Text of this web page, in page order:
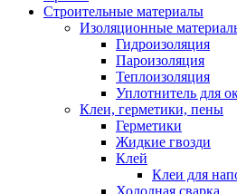
Строительные материалы
Изоляционные
Гидроизоляция
Пароизоляция
Теплоизоляция
Уплотнитель для
Клеи, герметики, пены
Герметики
Жидкие гвозди
Клей
Клеи для
Холодная сварка